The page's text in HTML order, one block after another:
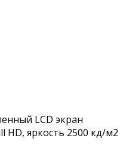
LCD экран
HD, яркость 2500 кд/м2